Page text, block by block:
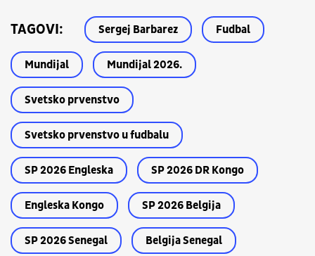
TAGOVI: Sergej Barbarez Fudbal
Mundijal Mundijal 2026.
Svetsko prvenstvo
Svetsko prvenstvo u fudbalu
SP 2026 Engleska SP 2026 DR Kongo
Engleska Kongo SP 2026 Belgija
SP 2026 Senegal Belgija Senegal